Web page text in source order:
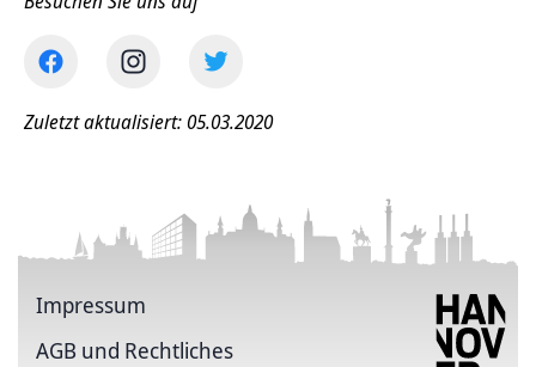
Zuletzt aktualisiert: 05.03.2020
Impressum
AGB und Rechtliches